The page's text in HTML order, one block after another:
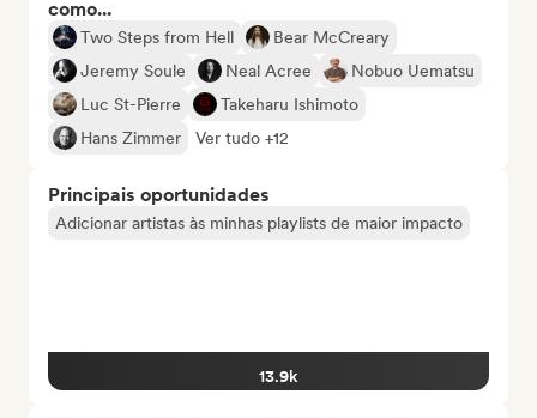
como...
Two Steps from Hell
Bear McCreary
Jeremy Soule
Neal Acree
Nobuo Uematsu
Luc St-Pierre
Takeharu Ishimoto
Hans Zimmer
Ver tudo +12
Principais oportunidades
Adicionar artistas às minhas playlists de maior impacto
13.9k